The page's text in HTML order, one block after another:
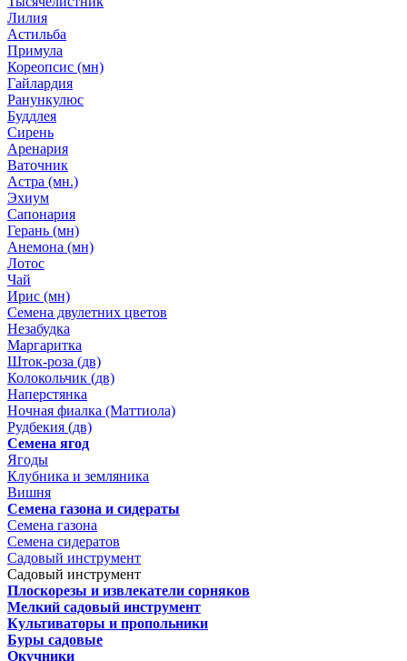
Лилия
Астильба
Примула
Кореопсис (мн)
Гайлардия
Ранункулюс
Буддлея
Сирень
Аренария
Ваточник
Астра (мн.)
Эхиум
Сапонария
Герань (мн)
Анемона (мн)
Лотос
Чай
Ирис (мн)
Семена двулетних цветов
Незабудка
Маргаритка
Шток-роза (дв)
Колокольчик (дв)
Наперстянка
Ночная фиалка (Маттиола)
Рудбекия (дв)
Семена ягод
Ягоды
Клубника и земляника
Вишня
Семена газона и сидераты
Семена газона
Семена сидератов
Садовый инструмент
Садовый инструмент
Плоскорезы и извлекатели сорняков
Мелкий садовый инструмент
Культиваторы и пропольники
Буры садовые
Окучники